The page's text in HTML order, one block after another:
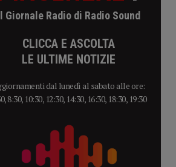
Giornale Radio di Radio Sound
CLICCA E ASCOLTA
LE ULTIME NOTIZIE
dal lunedì al sabato alle ore:
8:30, 10:30, 12:30, 14:30, 16:30, 18:30, 19:30